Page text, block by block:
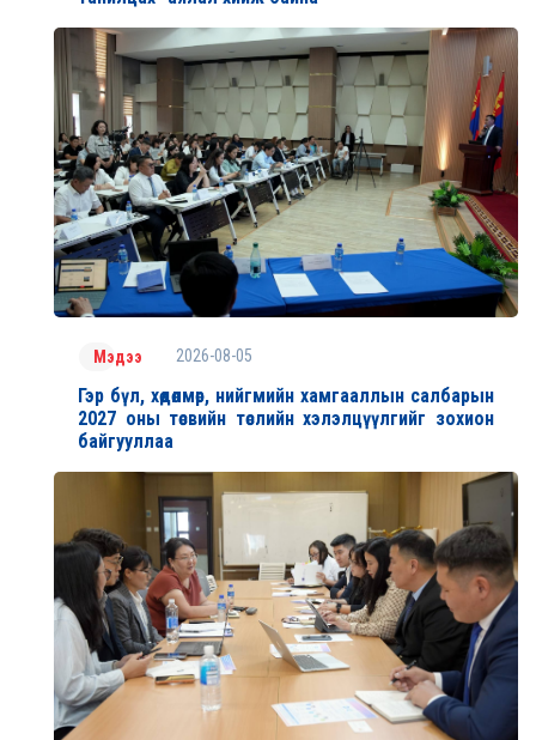
Мэдээ 2026-08-05
Гэр бүл, хөдөлмөр, нийгмийн хамгааллын салбарын
2027 оны төсвийн төслийн хэлэлцүүлгийг зохион
байгууллаа